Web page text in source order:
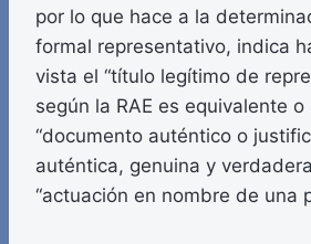
por lo que hace a la
formal representativo, indica
vista el “título legítimo de
según la RAE es equivalente
“documento auténtico o
auténtica, genuina y
“actuación en nombre de una